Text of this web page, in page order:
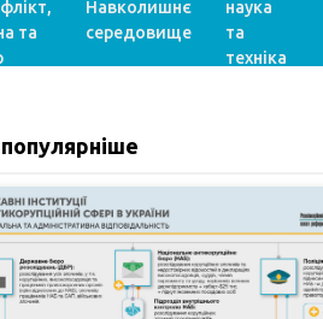
та
Навколишнє
середовище
наука
та
техніка